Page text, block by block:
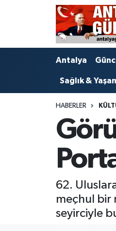
Antalya
Sağlık &
HABERLER
62.
meçhul bir
seyirciyle
Antalya
Bilim & Teknoloji
Görüntülü Haber
Antalya Nöbetçi
Antalya Hava Durumu
Antalya Namaz Vakitleri
Süper Lig Puan
Tüm Manşetler
Son Dakika Haberleri
Haber Arşivi